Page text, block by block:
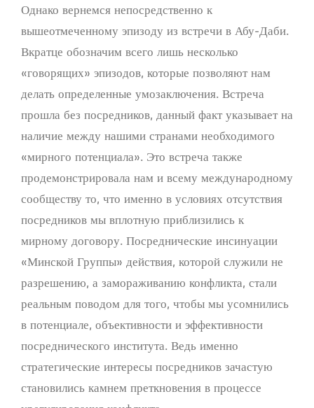
Однако вернемся непосредственно к
вышеотмеченному эпизоду из встречи в Абу-Даби.
Вкратце обозначим всего лишь несколько
«говорящих» эпизодов, которые позволяют нам
делать определенные умозаключения. Встреча
прошла без посредников, данный факт указывает на
наличие между нашими странами необходимого
«мирного потенциала». Это встреча также
продемонстрировала нам и всему международному
сообществу то, что именно в условиях отсутствия
посредников мы вплотную приблизились к
мирному договору. Посреднические инсинуации
«Минской Группы» действия, которой служили не
разрешению, а замораживанию конфликта, стали
реальным поводом для того, чтобы мы усомнились
в потенциале, объективности и эффективности
посреднического института. Ведь именно
стратегические интересы посредников зачастую
становились камнем преткновения в процессе